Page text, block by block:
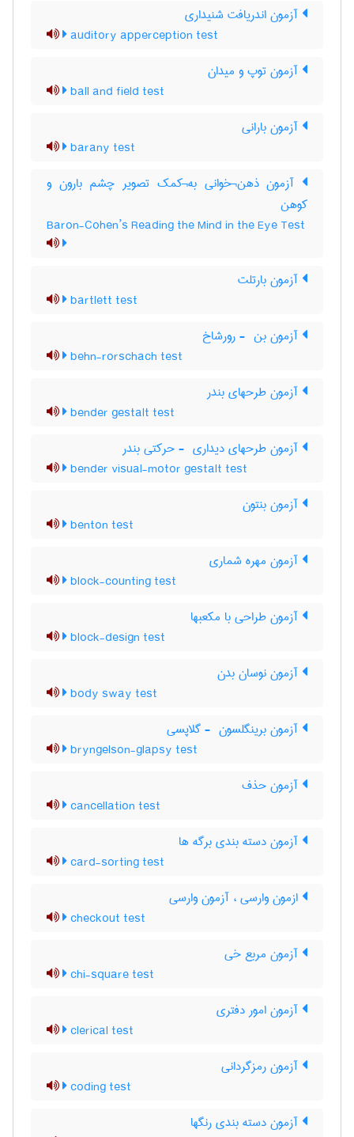
آزمون اندریافت شنیداری
auditory apperception test
آزمون توپ و میدان
ball and field test
آزمون بارانی
barany test
آزمون ذهن¬خوانی به¬کمک تصویر چشم بارون و
کوهن
Baron-Cohen’s Reading the Mind in the Eye Test
آزمون بارتلت
bartlett test
آزمون بن ‎ - رورشاخ
behn-rorschach test
آزمون طرحهای بندر
bender gestalt test
آزمون طرحهای دیداری ‎ - حرکتی بندر
bender visual-motor gestalt test
آزمون بنتون
benton test
آزمون مهره شماری
block-counting test
آزمون طراحی با مکعبها
block-design test
آزمون نوسان بدن
body sway test
آزمون برینگلسون ‎ - گلاپسی
bryngelson-glapsy test
آزمون حذف
cancellation test
آزمون دسته بندی برگه ها
card-sorting test
ازمون وارسی ، آزمون وارسی
checkout test
آزمون مربع خی
chi-square test
آزمون امور دفتری
clerical test
آزمون رمزگردانی
coding test
آزمون دسته بندی رنگها